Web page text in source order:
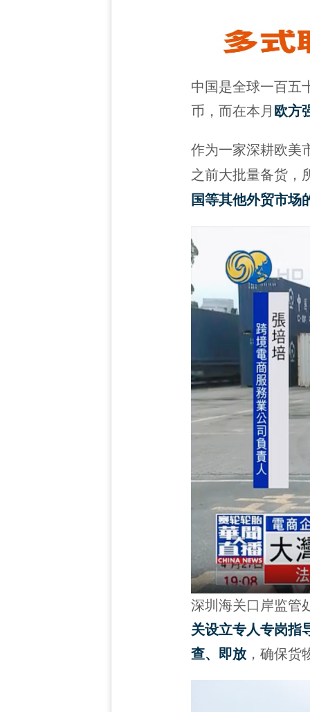
中国是全球一百五
币，而在本月欧方
作为一家深耕欧美
之前大批量备货，
国等其他外贸市场
深圳海关口岸监管
关设立专人专岗指
查、即放，确保货